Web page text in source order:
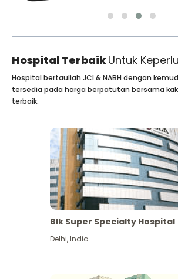
Hospital TerbaikUntuk
Hospital bertauliah JCI & NABH dengan
tersedia pada harga berpatutan bersama
terbaik.
Blk Super Specialty Hospital
Delhi,India